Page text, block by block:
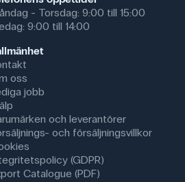
- Torsdag: 9:00 till 15:00
9:00 till 14:00
oss
jobb
och leverantörer
och försäljningsvillkor
(GDPR)
Catalogue (PDF)